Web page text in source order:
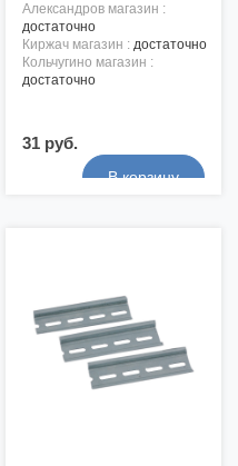
александров магазин :
достаточно
киржач магазин : достаточно
кольчугино магазин :
достаточно
31 руб.